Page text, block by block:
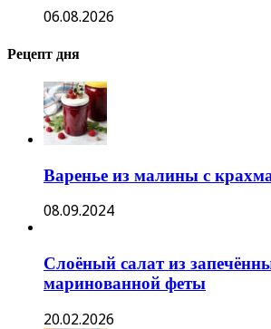
06.08.2026
Рецепт дня
Варенье из малины с
08.09.2024
Слоёный салат из
маринованной феты
20.02.2026